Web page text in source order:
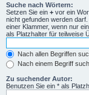
Suche nach Wörtern:
Setzen Sie ein + vor ein
nicht gefunden werden
einer Klammer, wenn nur
als Platzhalter für teilweise
Nach allen Begriffen
Nach einem Begriff
Zu suchender Autor:
Benutzen Sie ein * als